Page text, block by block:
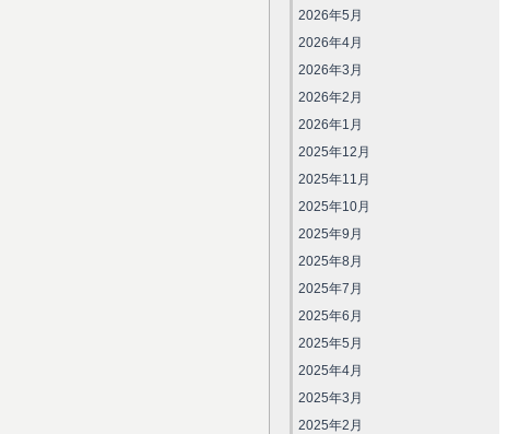
2026年5月
2026年4月
2026年3月
2026年2月
2026年1月
2025年12月
2025年11月
2025年10月
2025年9月
2025年8月
2025年7月
2025年6月
2025年5月
2025年4月
2025年3月
2025年2月